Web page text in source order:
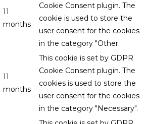
11
months
Cookie Consent plugin. The
cookie is used to store the
user consent for the cookies
in the category "Other.
11
months
This cookie is set by GDPR
Cookie Consent plugin. The
cookies is used to store the
user consent for the cookies
in the category "Necessary".